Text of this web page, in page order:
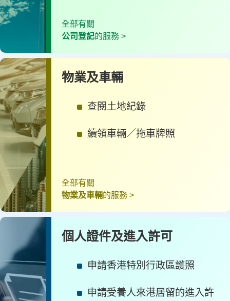
全部有關
公司登記的服務 >
物業及車輛
查閱土地紀錄
續領車輛／拖車牌照
全部有關
物業及車輛的服務 >
個人證件及進入許可
申請香港特別行政區護照
申請受養人來港居留的進入許